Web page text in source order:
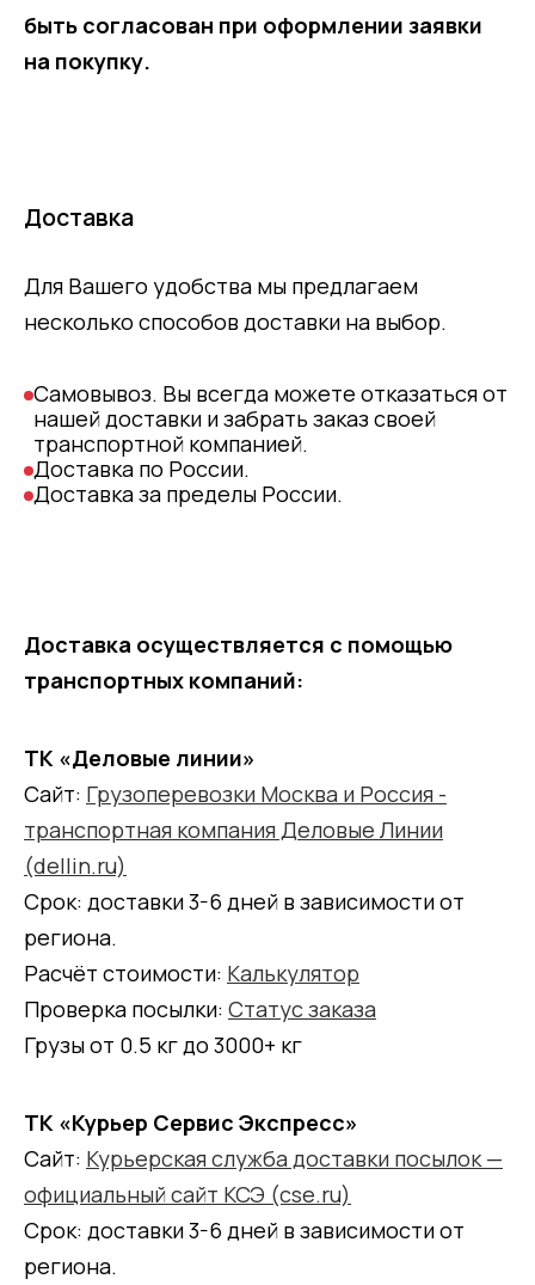
быть согласован при оформлении заявки
на покупку.
Доставка
Для Вашего удобства мы предлагаем
несколько способов доставки на выбор.
Самовывоз. Вы всегда можете отказаться от
нашей доставки и забрать заказ своей
транспортной компанией.
Доставка по России.
Доставка за пределы России.
Доставка осуществляется с помощью
транспортных компаний:
ТК «Деловые линии»
Сайт: Грузоперевозки Москва и Россия -
транспортная компания Деловые Линии
(dellin.ru)
Срок: доставки 3-6 дней в зависимости от
региона.
Расчёт стоимости: Калькулятор
Проверка посылки: Статус заказа
Грузы от 0.5 кг до 3000+ кг
ТК «Курьер Сервис Экспресс»
Сайт: Курьерская служба доставки посылок —
официальный сайт КСЭ (cse.ru)
Срок: доставки 3-6 дней в зависимости от
региона.